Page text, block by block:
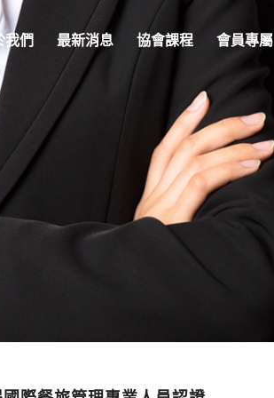
我們 最新消息 協會課程 會員專屬